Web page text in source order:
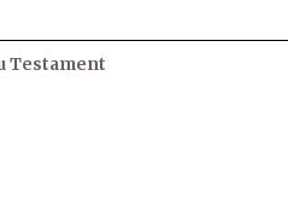
Testament